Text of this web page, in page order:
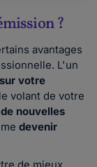
?
avantages
L'un
votre
volant de votre
nouvelles
devenir